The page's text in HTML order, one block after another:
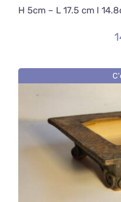
H 5cm – L 17.5 cm l